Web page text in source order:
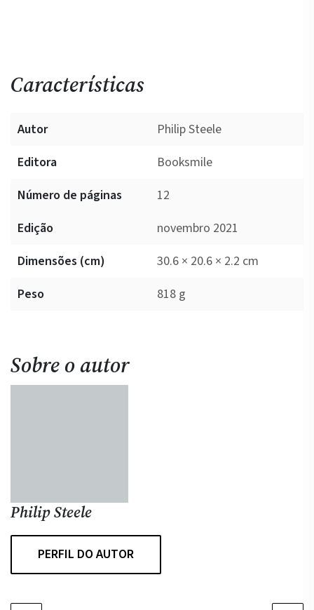
Características
Autor
Philip Steele
Editora
Booksmile
Número de páginas
12
Edição
novembro 2021
Dimensões (cm)
30.6 × 20.6 × 2.2 cm
Peso
818 g
Sobre o autor
Philip Steele
PERFIL DO AUTOR